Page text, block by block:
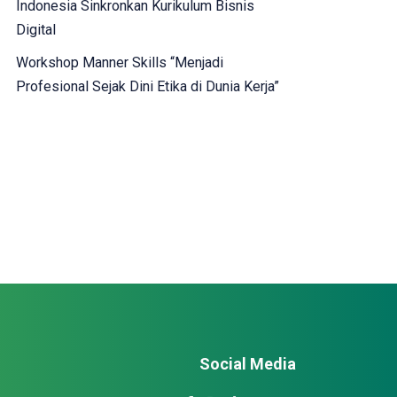
Indonesia Sinkronkan Kurikulum Bisnis
Digital
Workshop Manner Skills “Menjadi
Profesional Sejak Dini Etika di Dunia Kerja”
Social Media